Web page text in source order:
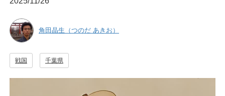
角田晶生（つのだ あきお）
戦国 千葉県